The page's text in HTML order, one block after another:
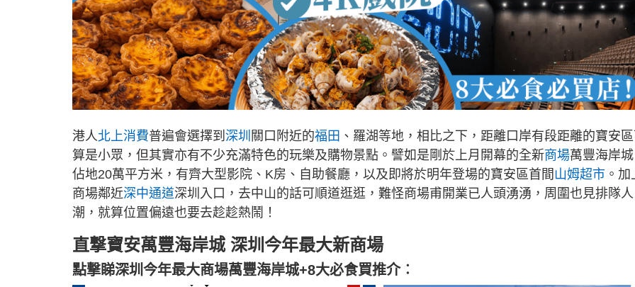
港人北上消費普遍會選擇到 深圳 關口附近的福田 、羅湖等地，相比之下，距離口岸有段距離的寶安
算是小眾，但其實亦有不少充滿特色的玩樂及購物景點。譬如是剛於上月開幕的全新商場萬豐海岸
佔地20萬平方米，有齊大型影院、K房、自助餐廳，以及即將於明年登場的寶安區首間 山姆超市 。加
商場鄰近深中通道深圳入口，去中山的話可順道逛逛，難怪商場甫開業已人頭湧湧，周圍也見排隊人
潮，就算位置偏遠也要去趁趁熱鬧！
直撃寶安萬豐海岸城 深圳今年最大新商場
點撃睇深圳今年最大商場萬豐海岸城+8大必食買推介︰